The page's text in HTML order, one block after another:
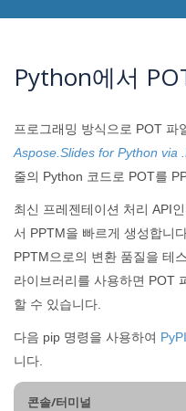
Python에서
프로그래밍 방식으로 POT 파
Aspose.Slides for Python via
줄의 Python 코드로 POT를
최신 프레젠테이션 처리 API
서 PPTM을 빠르게 생성합니
PPTM으로의 변환 품질을 테
라이브러리를 사용하면 POT
할 수 있습니다.
다음 pip 명령을 사용하여 PyPI
니다.
콘솔/터미널